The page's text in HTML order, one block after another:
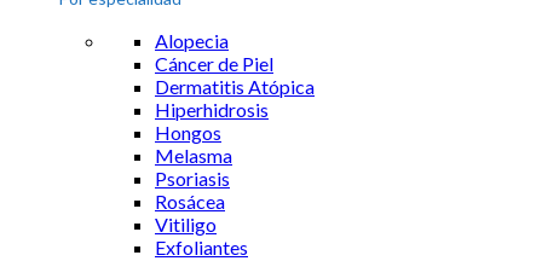
Alopecia
Cáncer de Piel
Dermatitis Atópica
Hiperhidrosis
Hongos
Melasma
Psoriasis
Rosácea
Vitiligo
Exfoliantes